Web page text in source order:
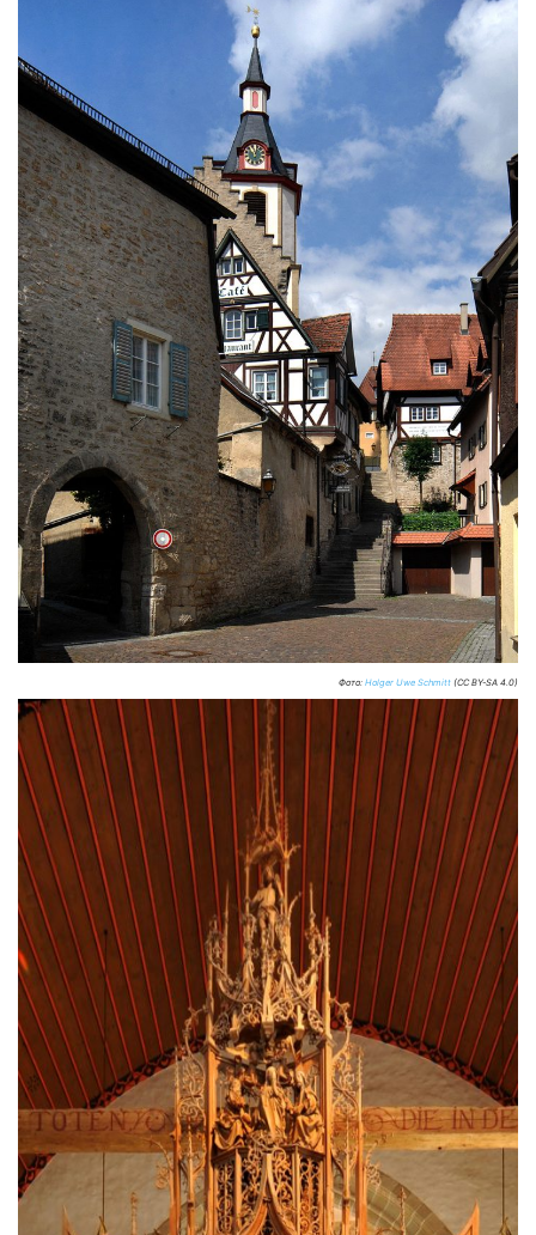
Фото: Holger Uwe Schmitt (CC BY-SA 4.0)